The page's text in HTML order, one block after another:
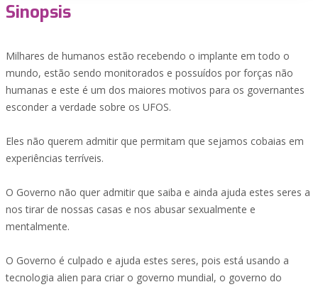
Sinopsis
Milhares de humanos estão recebendo o implante em todo o
mundo, estão sendo monitorados e possuídos por forças não
humanas e este é um dos maiores motivos para os governantes
esconder a verdade sobre os UFOS.
Eles não querem admitir que permitam que sejamos cobaias em
experiências terríveis.
O Governo não quer admitir que saiba e ainda ajuda estes seres a
nos tirar de nossas casas e nos abusar sexualmente e
mentalmente.
O Governo é culpado e ajuda estes seres, pois está usando a
tecnologia alien para criar o governo mundial, o governo do